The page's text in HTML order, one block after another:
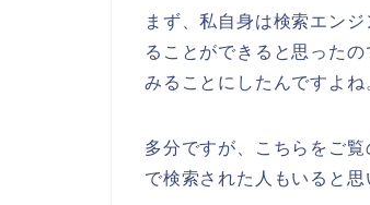
まず、私自身は検索エン
ることができると思った
みることにしたんですよね
多分ですが、こちらをご
で検索された人もいると思